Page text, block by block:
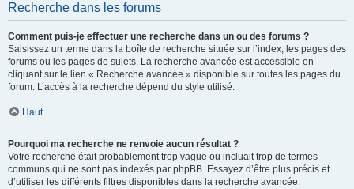
Recherche dans les forums
Comment puis-je effectuer une recherche dans un ou des forums ?
Saisissez un terme dans la boîte de recherche située sur l’index, les pages des
forums ou les pages de sujets. La recherche avancée est accessible en
cliquant sur le lien « Recherche avancée » disponible sur toutes les pages du
forum. L’accès à la recherche dépend du style utilisé.
Haut
Pourquoi ma recherche ne renvoie aucun résultat ?
Votre recherche était probablement trop vague ou incluait trop de termes
communs qui ne sont pas indexés par phpBB. Essayez d’être plus précis et
d’utiliser les différents filtres disponibles dans la recherche avancée.